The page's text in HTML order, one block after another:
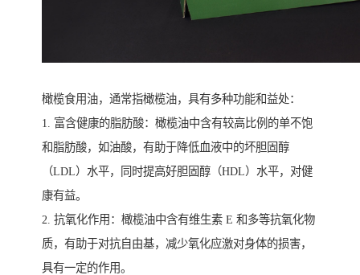
橄榄食用油，通常指橄榄油，具有多种功能和益处：
1. 富含健康的脂肪酸：橄榄油中含有较高比例的单不饱
和脂肪酸，如油酸，有助于降低血液中的坏胆固醇
（LDL）水平，同时提高好胆固醇（HDL）水平，对健
康有益。
2. 抗氧化作用：橄榄油中含有维生素 E 和多等抗氧化物
质，有助于对抗自由基，减少氧化应激对身体的损害，
具有一定的作用。